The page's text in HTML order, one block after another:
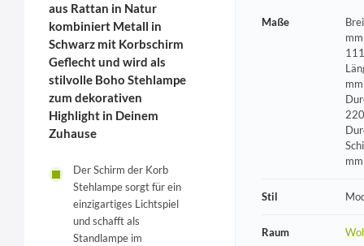
aus Rattan in Natur
kombiniert Metall in
Schwarz mit Korbschirm
Geflecht und wird als
stilvolle Boho Stehlampe
zum dekorativen
Highlight in Deinem
Zuhause
Der Schirm der Korb
Stehlampe sorgt für ein
einzigartiges Lichtspiel
und schafft als
Standlampe im
Maße
mm
Stil
Raum